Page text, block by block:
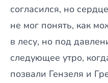
согласился, но
не мог понять, как
в лесу, но под
следующее утро,
позвали Гензеля и